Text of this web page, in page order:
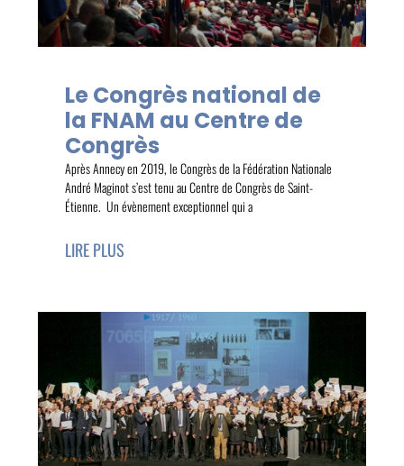
Le Congrès national de
la FNAM au Centre de
Congrès
Après Annecy en 2019, le Congrès de la Fédération Nationale
André Maginot s’est tenu au Centre de Congrès de Saint-
Étienne. Un évènement exceptionnel qui a
LIRE PLUS